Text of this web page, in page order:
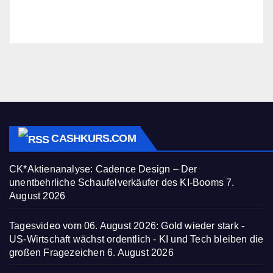
CASHKURS.COM
CK*Aktienanalyse: Cadence Design – Der
unentbehrliche Schaufelverkäufer des KI-Booms 7.
August 2026
Tagesvideo vom 06. August 2026: Gold wieder stark -
US-Wirtschaft wächst ordentlich - KI und Tech bleiben die
großen Fragezeichen 6. August 2026